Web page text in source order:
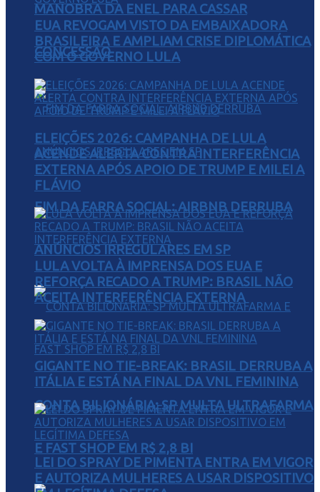
MANOBRA DA ENEL PARA CASSAR
CONCESSÃO
FIM DA FARRA SOCIAL: AIRBNB DERRUBA
ANÚNCIOS IRREGULARES EM SP
CONTA BILIONÁRIA: SP MULTA ULTRAFARMA
E FAST SHOP EM R$ 2,8 BI
EUA REVOGAM VISTO DA EMBAIXADORA
BRASILEIRA E AMPLIAM CRISE DIPLOMÁTICA
COM O GOVERNO LULA
ELEIÇÕES 2026: CAMPANHA DE LULA
ACENDE ALERTA CONTRA INTERFERÊNCIA
EXTERNA APÓS APOIO DE TRUMP E MILEI A
FLÁVIO
LULA VOLTA À IMPRENSA DOS EUA E
REFORÇA RECADO A TRUMP: BRASIL NÃO
ACEITA INTERFERÊNCIA EXTERNA
GIGANTE NO TIE-BREAK: BRASIL DERRUBA A
ITÁLIA E ESTÁ NA FINAL DA VNL FEMININA
LEI DO SPRAY DE PIMENTA ENTRA EM VIGOR
E AUTORIZA MULHERES A USAR DISPOSITIVO